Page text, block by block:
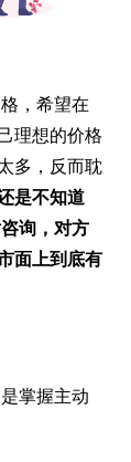
，希望在
理想的价格
多，反而耽
是不知道
询，对方
面上到底有
掌握主动